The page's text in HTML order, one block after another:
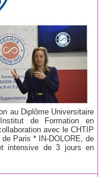
au Diplôme Universitaire
de Formation en
avec le CHTIP
Paris * IN-DOLORE, de
intensive de 3 jours en